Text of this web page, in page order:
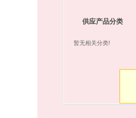
供应产品分类
暂无相关分类!